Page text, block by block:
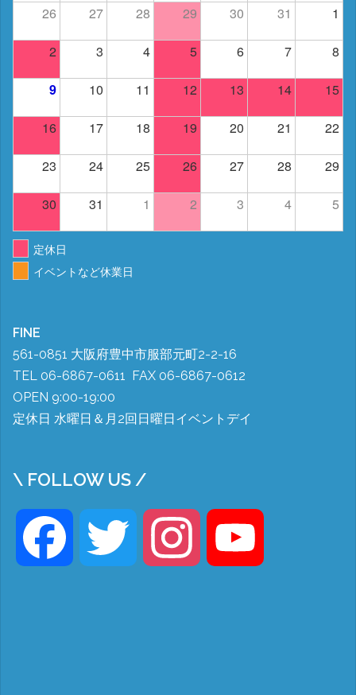
26 27 28 29 30 31 1
2 3 4 5 6 7 8
9 10 11 12 13 14 15
16 17 18 19 20 21 22
23 24 25 26 27 28 29
30 31 1 2 3 4 5
定休日
イベントなど休業日
FINE
561-0851 大阪府豊中市服部元町2-2-16
TEL 06-6867-0611 FAX 06-6867-0612
OPEN 9:00-19:00
定休日 水曜日＆月2回日曜日イベントデイ
\ FOLLOW US /
Facebook Twitter Instagram